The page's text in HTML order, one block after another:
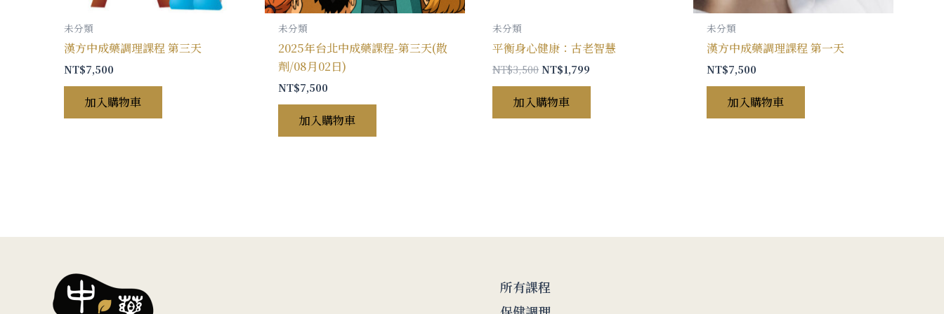
未分類
漢方中成藥調理課程 第三天
NT$7,500
加入購物車
未分類
2025年台北中成藥課程-第三天(散
劑/08月02日)
NT$7,500
加入購物車
未分類
平衡身心健康：古老智慧
NT$3,500NT$1,799
加入購物車
未分類
漢方中成藥調理課程 第一天
NT$7,500
加入購物車
所有課程